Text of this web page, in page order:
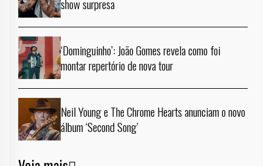
show surpresa
‘Dominguinho’: João Gomes revela como foi
montar repertório de nova tour
Neil Young e The Chrome Hearts anunciam o novo
álbum ‘Second Song’